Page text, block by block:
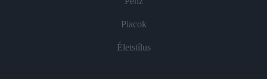
Piacok
Életstílus